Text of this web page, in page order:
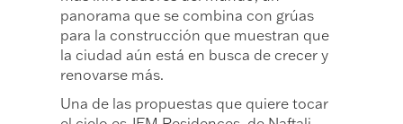
panorama que se combina con grúas
para la construcción que muestran que
la ciudad aún está en busca de crecer y
renovarse más.
Una de las propuestas que quiere tocar